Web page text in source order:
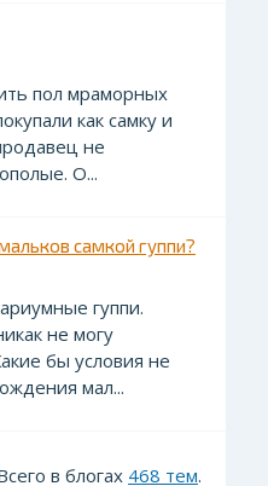
пол мраморных
как самку и
не
О...
самкой гуппи?
гуппи.
не могу
бы условия не
мал...
в блогах 468 тем.